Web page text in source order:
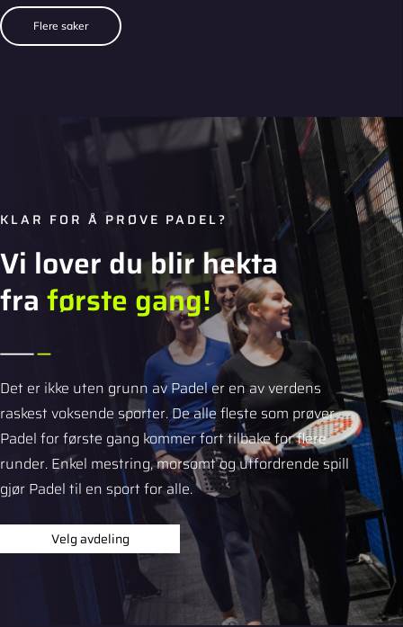
Flere saker
KLAR FOR Å PRØVE PADEL?
Vi lover du blir hekta
fra første gang!
Det er ikke uten grunn av Padel er en av verdens
raskest voksende sporter. De alle fleste som prøver
Padel for første gang kommer fort tilbake for flere
runder. Enkel mestring, morsomt og utfordrende spill
gjør Padel til en sport for alle.
Velg avdeling